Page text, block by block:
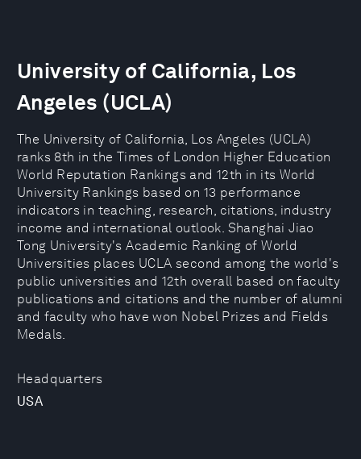
Headquarters
USA
University of California, Los
Angeles (UCLA)
The University of California, Los Angeles (UCLA)
ranks 8th in the Times of London Higher Education
World Reputation Rankings and 12th in its World
University Rankings based on 13 performance
indicators in teaching, research, citations, industry
income and international outlook. Shanghai Jiao
Tong University's Academic Ranking of World
Universities places UCLA second among the world's
public universities and 12th overall based on faculty
publications and citations and the number of alumni
and faculty who have won Nobel Prizes and Fields
Medals.